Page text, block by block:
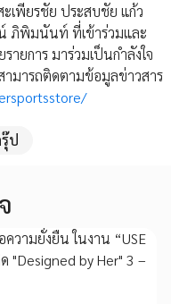
เพียรชัย ประสบชัย แก้ว
ภิพิมนันท์ ที่เข้าร่วมและ
ายการ มาร่วมเป็นกำลังใจ
มารถติดตามข้อมูลข่าวสาร
ป